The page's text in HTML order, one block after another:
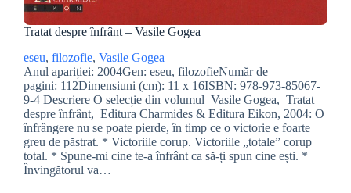
Tratat despre înfrânt – Vasile Gogea
eseu, filozofie, Vasile Gogea
Anul apariției: 2004Gen: eseu, filozofieNumăr de
pagini: 112Dimensiuni (cm): 11 x 16ISBN: 978-973-85067-
9-4 Descriere O selecție din volumul Vasile Gogea, Tratat
despre înfrânt, Editura Charmides & Editura Eikon, 2004: O
înfrângere nu se poate pierde, în timp ce o victorie e foarte
greu de păstrat. * Victoriile corup. Victoriile „totale” corup
total. * Spune-mi cine te-a înfrânt ca să-ți spun cine ești. *
Învingătorul va…